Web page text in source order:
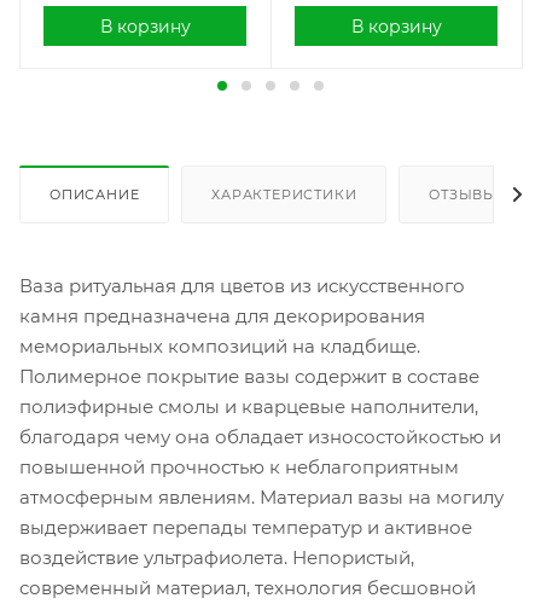
В корзину В корзину
ОПИСАНИЕ ХАРАКТЕРИСТИКИ ОТЗЫВЫ
Ваза ритуальная для цветов из искусственного
камня предназначена для декорирования
мемориальных композиций на кладбище.
Полимерное покрытие вазы содержит в составе
полиэфирные смолы и кварцевые наполнители,
благодаря чему она обладает износостойкостью и
повышенной прочностью к неблагоприятным
атмосферным явлениям. Материал вазы на могилу
выдерживает перепады температур и активное
воздействие ультрафиолета. Непористый,
современный материал, технология бесшовной